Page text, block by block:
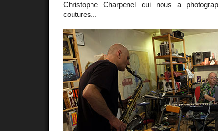
Christophe Charpenel qui nous a
coutures...